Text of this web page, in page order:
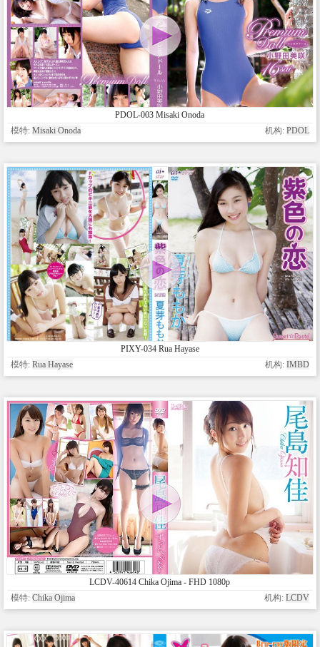
PDOL-003 Misaki Onoda
模特: Misaki Onoda 机构: PDOL
PIXY-034 Rua Hayase
模特: Rua Hayase 机构: IMBD
LCDV-40614 Chika Ojima - FHD 1080p
模特: Chika Ojima 机构: LCDV